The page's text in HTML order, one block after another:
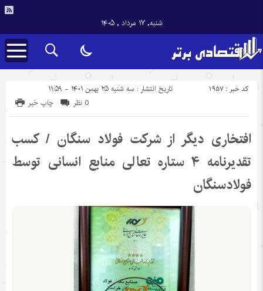
شنبه, ۱۷ مرداد , ۱۴۰۵
تاریخ انتشار : سه شنبه ۲۵ بهمن ۱۴۰۱ - ۱۱:۵۹ کد خبر : 1957
چاپ خبر 0 نظر
افتخاری دیگر از شرکت فولاد سنگان / کسب
تقدیرنامه ۴ ستاره تعالی منابع انسانی توسط
فولادسنگان